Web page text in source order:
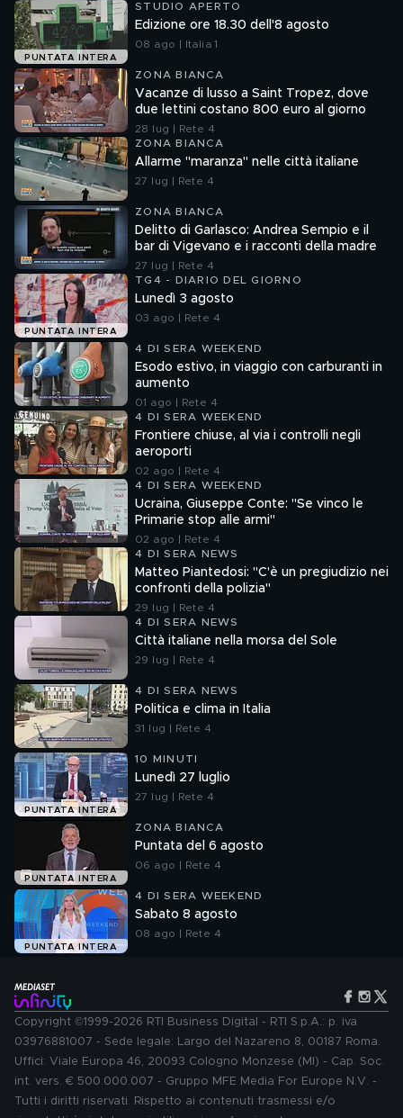
PUNTATA INTERA
STUDIO APERTO
Edizione ore 18.30 dell'8 agosto
08 ago | Italia 1
ZONA BIANCA
Vacanze di lusso a Saint Tropez, dove
due lettini costano 800 euro al giorno
28 lug | Rete 4
ZONA BIANCA
Allarme "maranza" nelle città italiane
27 lug | Rete 4
ZONA BIANCA
Delitto di Garlasco: Andrea Sempio e il
bar di Vigevano e i racconti della madre
27 lug | Rete 4
PUNTATA INTERA
TG4 - DIARIO DEL GIORNO
Lunedì 3 agosto
03 ago | Rete 4
4 DI SERA WEEKEND
Esodo estivo, in viaggio con carburanti in
aumento
01 ago | Rete 4
4 DI SERA WEEKEND
Frontiere chiuse, al via i controlli negli
aeroporti
02 ago | Rete 4
4 DI SERA WEEKEND
Ucraina, Giuseppe Conte: "Se vinco le
Primarie stop alle armi"
02 ago | Rete 4
4 DI SERA NEWS
Matteo Piantedosi: "C'è un pregiudizio nei
confronti della polizia"
29 lug | Rete 4
4 DI SERA NEWS
Città italiane nella morsa del Sole
29 lug | Rete 4
4 DI SERA NEWS
Politica e clima in Italia
31 lug | Rete 4
PUNTATA INTERA
10 MINUTI
Lunedì 27 luglio
27 lug | Rete 4
PUNTATA INTERA
ZONA BIANCA
Puntata del 6 agosto
06 ago | Rete 4
PUNTATA INTERA
4 DI SERA WEEKEND
Sabato 8 agosto
08 ago | Rete 4
Copyright ©1999-2026 RTI Business Digital - RTI S.p.A.: p. iva
03976881007 - Sede legale: Largo del Nazareno 8, 00187 Roma.
Uffici: Viale Europa 46, 20093 Cologno Monzese (MI) - Cap. Soc.
int. vers. € 500.000.007 - Gruppo MFE Media For Europe N.V. -
Tutti i diritti riservati. Rispetto ai contenuti trasmessi e/o